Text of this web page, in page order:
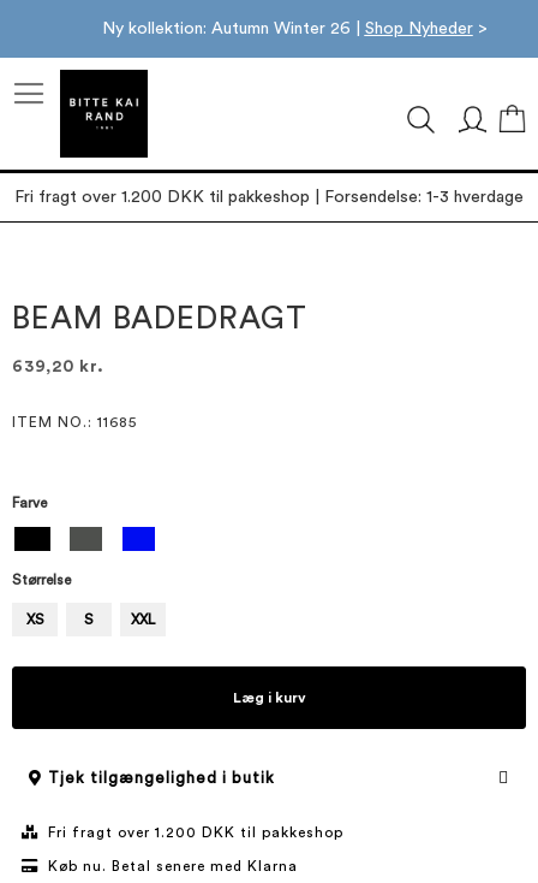
Ny kollektion: Autumn Winter 26 | Shop Nyheder>
Fri fragt over 1.200 DKK til pakkeshop | Forsendelse: 1-3 hverdage
slutningen
af
starten
af
BEAM BADEDRAGT
639,20 kr.
ITEM NO. : 11685
Farve
Størrelse
XS S XXL
Læg i kurv
Tjek tilgængelighed i butik
Fri fragt over 1.200 DKK til pakkeshop
Køb nu. Betal senere med Klarna